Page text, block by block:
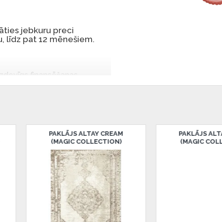
jebkuru preci
līdz pat 12 mēnešiem.
finansēšanas
tām norēķinoties vēlāk.
bez pirmās
iemaksa: 0 €, ikmēneša
Dārzciema ielā 91, Rīga,
Smart-ID, eParaksts eID,
PAKLĀJS ALTO BLUE
(ART DECO COLLECTION)
PAKLĀJS ALTO
(ART DECO